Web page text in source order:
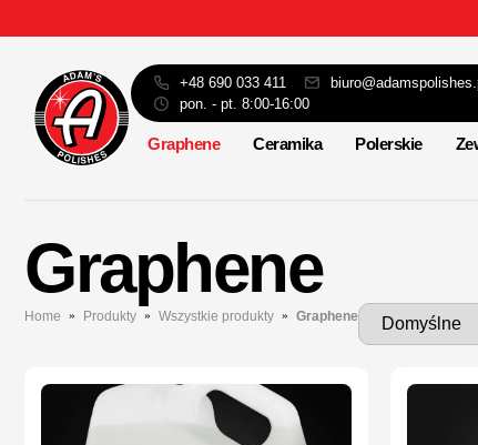
+48 690 033 411
pon. - pt. 8:00-16:00
Graphene Ceramika Polerskie
Graphene
Home Produkty Wszystkie produkty Graphene